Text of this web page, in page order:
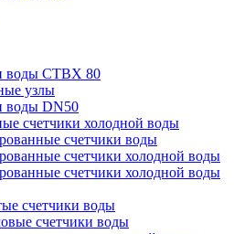
воды СТВХ 80
узлы
воды DN50
счетчики холодной воды
счетчики воды
счетчики холодной воды
счетчики холодной воды
счетчики воды
счетчики воды